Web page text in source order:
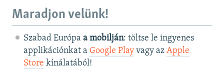
Maradjon velünk!
Szabad Európa a mobilján: töltse le ingyenes
applikációnkat a Google Playvagy az Apple
Store kínálatából!